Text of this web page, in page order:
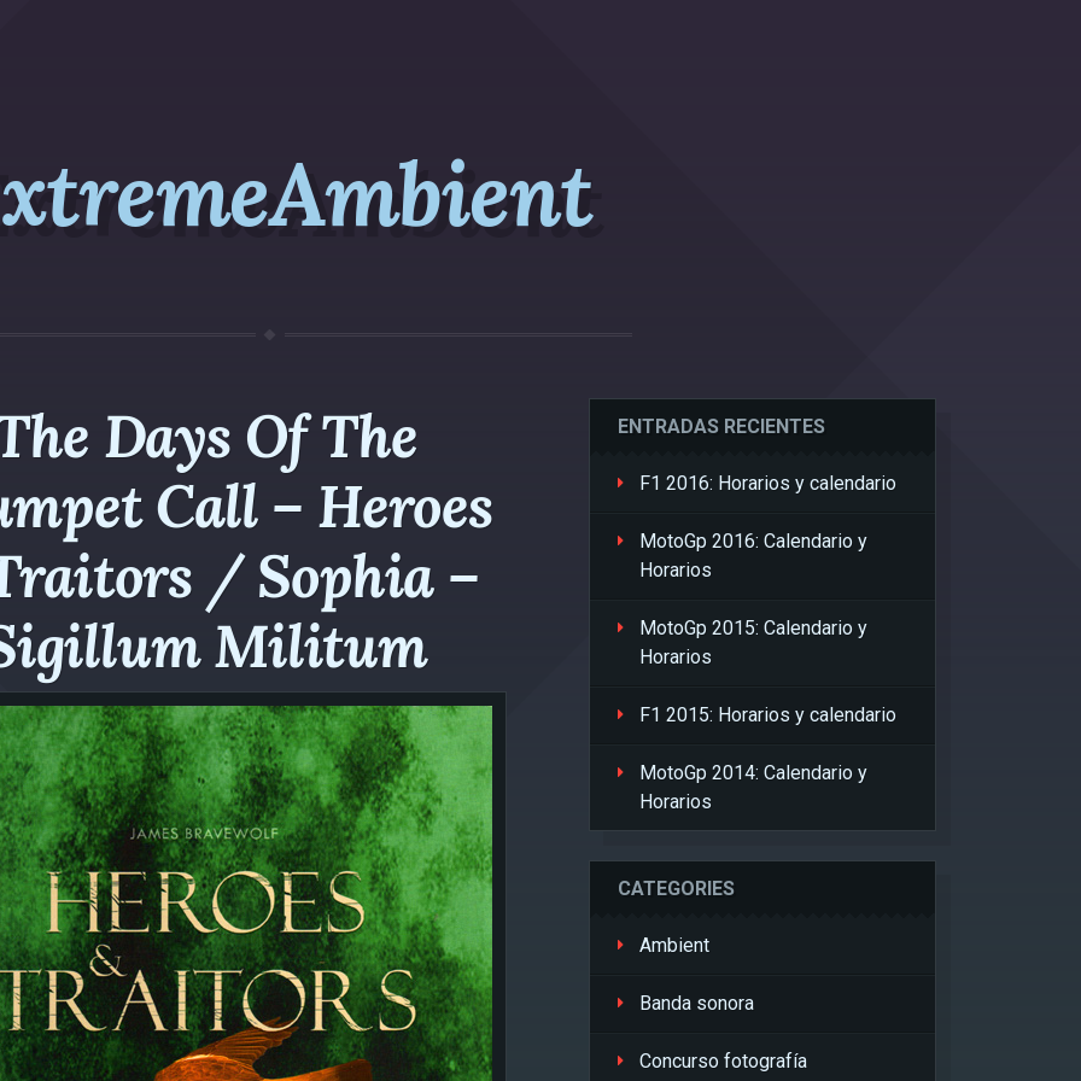
Days Of The
Call – Heroes
/ Sophia –
Militum
ENTRADAS RECIENTES
F1 2016: Horarios y calendario
MotoGp 2016: Calendario y
Horarios
MotoGp 2015: Calendario y
Horarios
F1 2015: Horarios y calendario
MotoGp 2014: Calendario y
Horarios
CATEGORIES
Ambient
Banda sonora
Concurso fotografía